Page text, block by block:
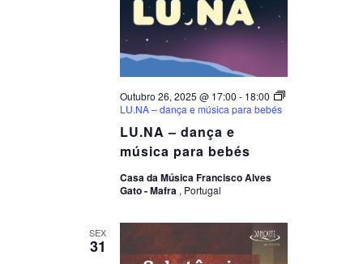
LU.NA – dança e
música para bebés
Outubro 26, 2025 @ 17:00 - 18:00
LU.NA – dança e música para bebés
Casa da Música Francisco Alves
Gato - Mafra , Portugal
SEX
31